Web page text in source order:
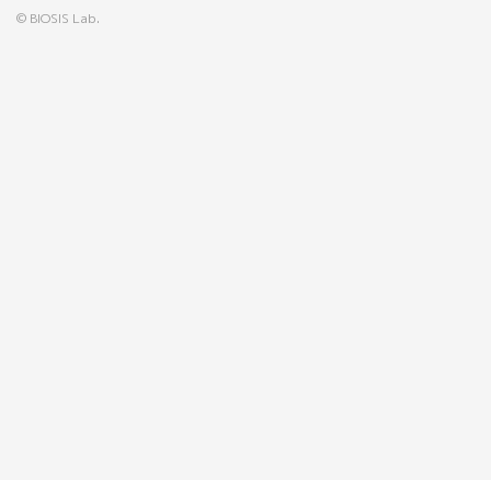
© BIOSIS Lab.